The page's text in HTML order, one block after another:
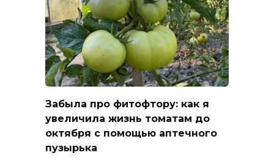
Забыла про фитофтору: как я
увеличила жизнь томатам до
октября с помощью аптечного
пузырька